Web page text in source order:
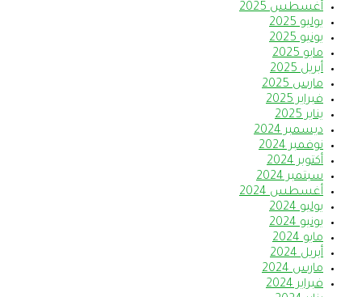
أغسطس 2025
يوليو 2025
يونيو 2025
مايو 2025
أبريل 2025
مارس 2025
فبراير 2025
يناير 2025
ديسمبر 2024
نوفمبر 2024
أكتوبر 2024
سبتمبر 2024
أغسطس 2024
يوليو 2024
يونيو 2024
مايو 2024
أبريل 2024
مارس 2024
فبراير 2024